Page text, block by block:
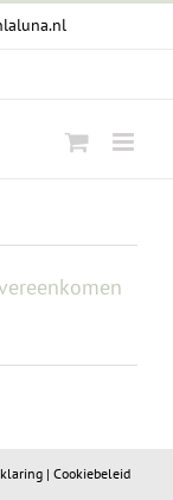
| Cookiebeleid